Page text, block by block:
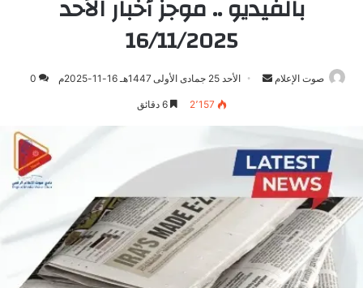
بالفيديو .. موجز أخبار الأحد
16/11/2025
صوت الإعلام
أرسلالأحد 25 جمادى الأولى 1447هـ 16-11-2025م 0
2٬157 6 دقائق